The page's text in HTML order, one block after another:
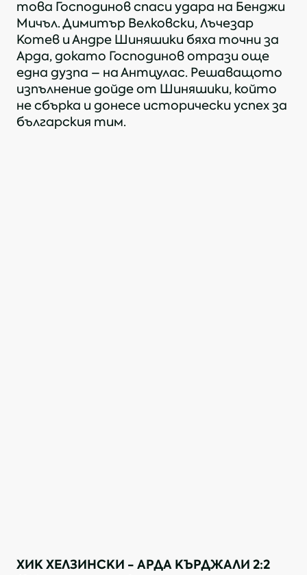
https://bpfl.bg/news/arda-prodielzava-napred-v-evropa-22-i-pobeda-s-duzpi-sreshhu-xik-anatolii-gospodinov-xvana-dve
KОПИРАЙ
това Господинов спаси удара на Бенджи
Мичъл. Димитър Велковски, Лъчезар
Котев и Андре Шиняшики бяха точни за
Арда, докато Господинов отрази още
една дузпа – на Антцулас. Решаващото
изпълнение дойде от Шиняшики, който
не сбърка и донесе исторически успех за
българския тим.
ХИК ХЕЛЗИНСКИ - АРДА КЪРДЖАЛИ 2:2